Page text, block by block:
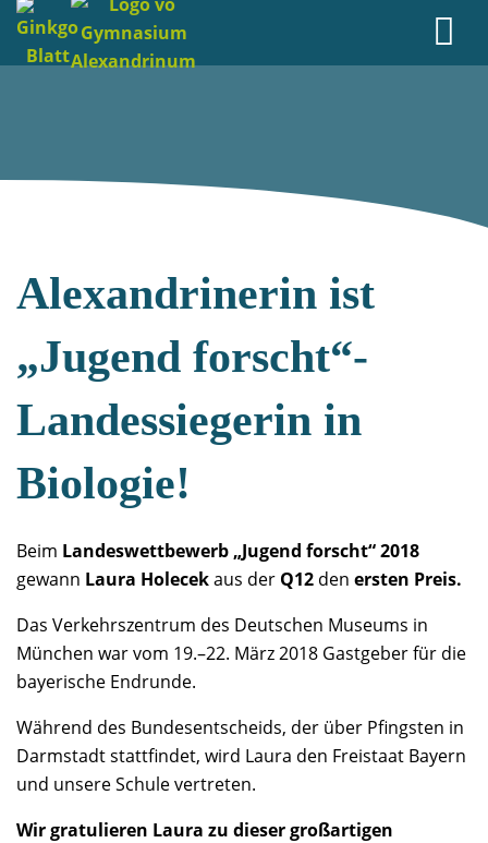
Alexandrinerin ist
„Jugend forscht“-
Landessiegerin in
Biologie!
Beim Landeswettbewerb „Jugend forscht“ 2018
gewann Laura Holecekaus der Q12 den ersten Preis.
Das Verkehrszentrum des Deutschen Museums in
München war vom 19.–22. März 2018 Gastgeber für die
bayerische Endrunde.
Während des Bundesentscheids, der über Pfingsten in
Darmstadt stattfindet, wird Laura den Freistaat Bayern
und unsere Schule vertreten.
Wir gratulieren Laura zu dieser großartigen